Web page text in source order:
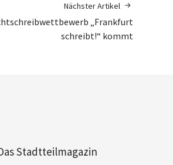
Nächster Artikel
„Frankfurt
schreibt!“ kommt
Stadtteilmagazin